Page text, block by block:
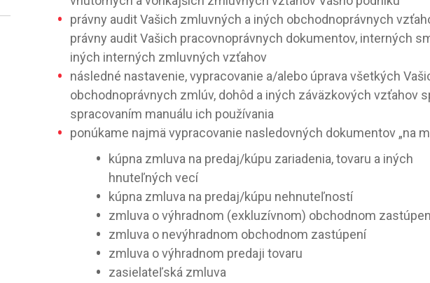
právny audit Vašich zmluvných a iných obchodnoprávnych
právny audit Vašich pracovnoprávnych dokumentov, interných
iných interných zmluvných vzťahov
následné nastavenie, vypracovanie a/alebo úprava všetkých
obchodnoprávnych zmlúv, dohôd a iných záväzkových vzťahov
spracovaním manuálu ich používania
ponúkame najmä vypracovanie nasledovných dokumentov „na
kúpna zmluva na predaj/kúpu zariadenia, tovaru a iných
hnuteľných vecí
kúpna zmluva na predaj/kúpu nehnuteľností
zmluva o výhradnom (exkluzívnom) obchodnom
zmluva o nevýhradnom obchodnom zastúpení
zmluva o výhradnom predaji tovaru
zasielateľská zmluva